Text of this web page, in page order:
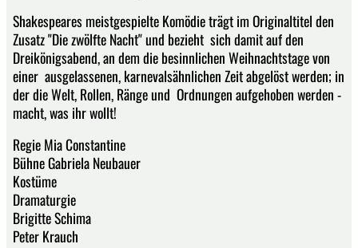
Shakespeares meistgespielte Komödie trägt im Originaltitel den
Zusatz "Die zwölfte Nacht" und bezieht sich damit auf den
Dreikönigsabend, an dem die besinnlichen Weihnachtstage von
einer ausgelassenen, karnevalsähnlichen Zeit abgelöst werden; in
der die Welt, Rollen, Ränge und Ordnungen aufgehoben werden -
macht, was ihr wollt!
Regie Mia Constantine
Bühne Gabriela Neubauer
Kostüme
Dramaturgie
Brigitte Schima
Peter Krauch